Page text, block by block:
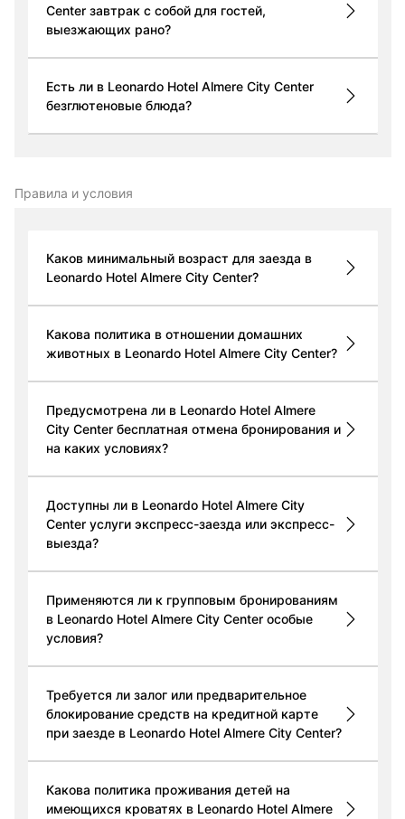
Center завтрак с собой для гостей,
выезжающих рано?
Есть ли в Leonardo Hotel Almere City Center
безглютеновые блюда?
Правила и условия
Каков минимальный возраст для заезда в
Leonardo Hotel Almere City Center?
Какова политика в отношении домашних
животных в Leonardo Hotel Almere City Center?
Предусмотрена ли в Leonardo Hotel Almere
City Center бесплатная отмена бронирования и
на каких условиях?
Доступны ли в Leonardo Hotel Almere City
Center услуги экспресс-заезда или экспресс-
выезда?
Применяются ли к групповым бронированиям
в Leonardo Hotel Almere City Center особые
условия?
Требуется ли залог или предварительное
блокирование средств на кредитной карте
при заезде в Leonardo Hotel Almere City Center?
Какова политика проживания детей на
имеющихся кроватях в Leonardo Hotel Almere